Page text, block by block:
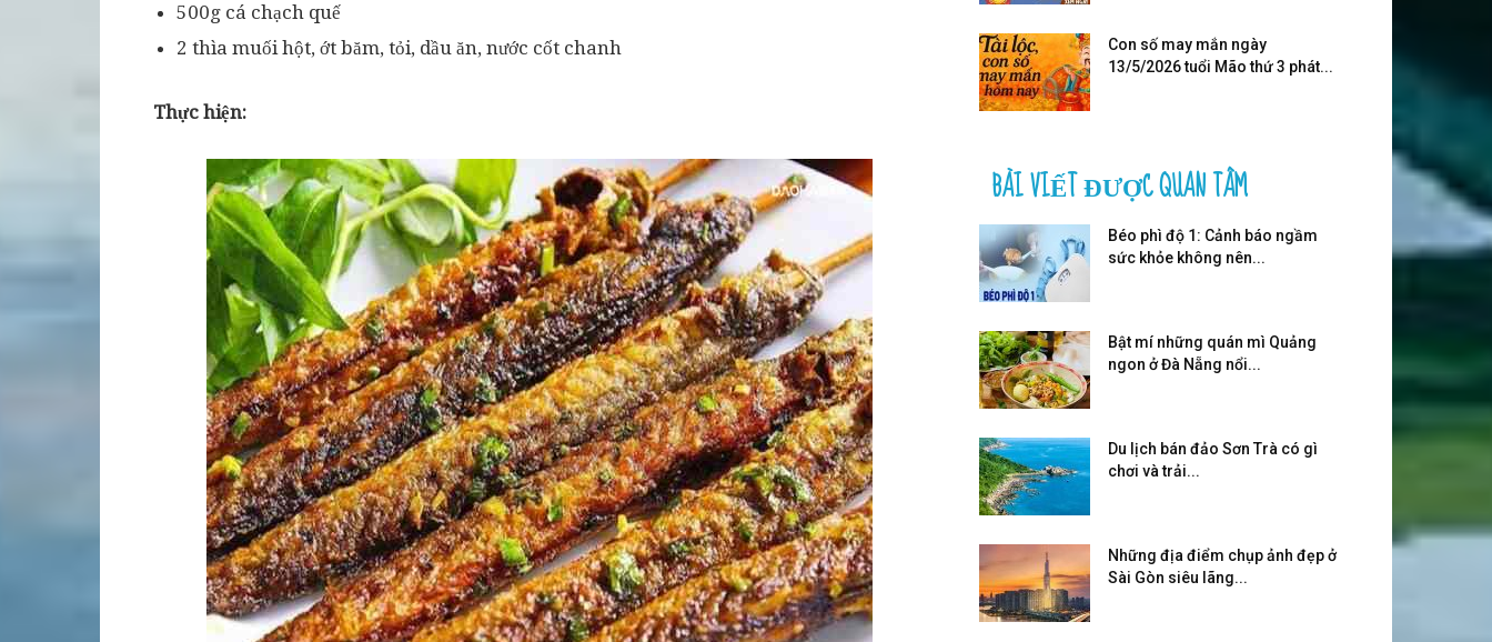
500g cá chạch quế
2 thìa muối hột, ớt băm, tỏi, dầu ăn, nước cốt chanh
Thực hiện:
Con số may mắn ngày
13/5/2026 tuổi Mão thứ 3 phát...
BÀI VIẾT ĐƯỢC QUAN TÂM
Béo phì độ 1: Cảnh báo ngầm
sức khỏe không nên...
Bật mí những quán mì Quảng
ngon ở Đà Nẵng nổi...
Du lịch bán đảo Sơn Trà có gì
chơi và trải...
Những địa điểm chụp ảnh đẹp ở
Sài Gòn siêu lãng...